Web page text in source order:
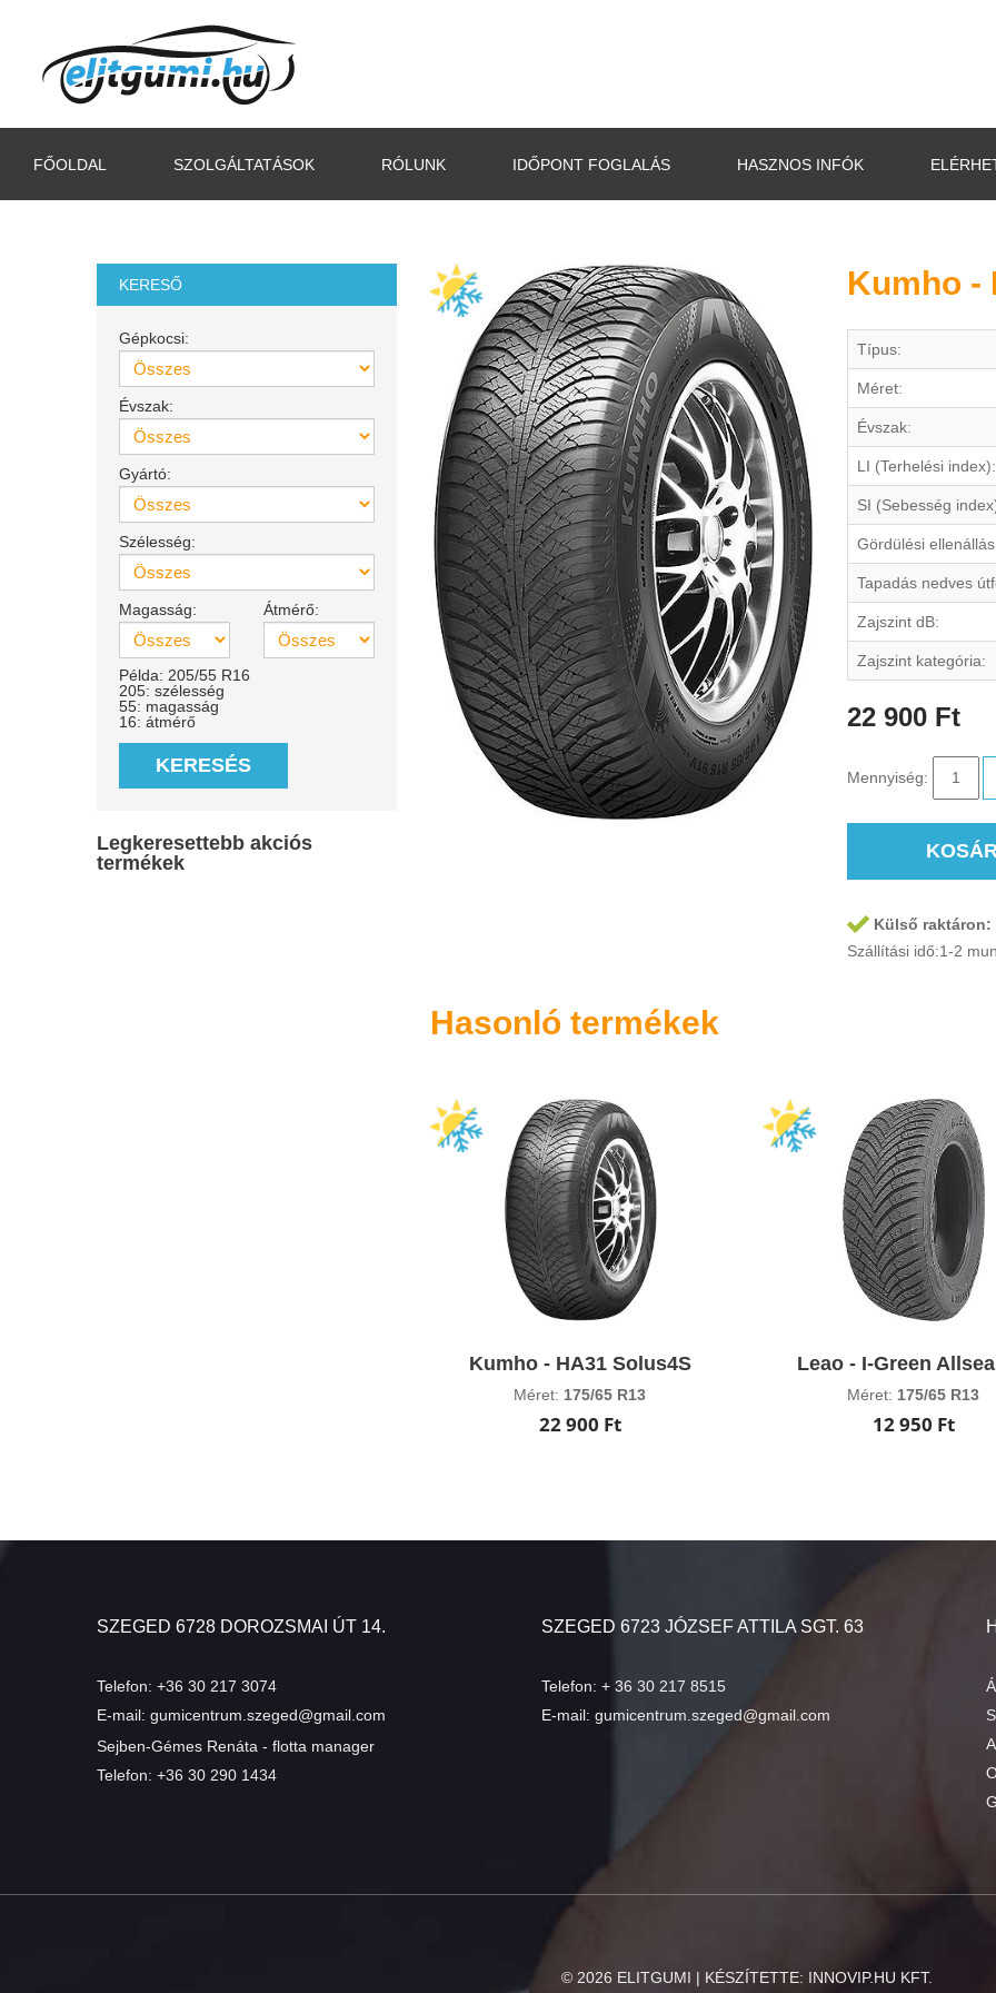
FŐOLDAL SZOLGÁLTATÁSOK RÓLUNK IDŐPONT FOGLALÁS HASZNOS INFÓK
KERESŐ
Gépkocsi:
Évszak:
Gyártó:
Szélesség:
Magasság: Átmérő:
Példa: 205/55 R16
205: szélesség
55: magasság
16: átmérő
KERESÉS
Legkeresettebb akciós
termékek
Kumho -
Típus:
Méret:
Évszak:
LI (Terhelési index):
SI (Sebesség
Gördülési
Tapadás nedves
Zajszint dB:
Zajszint kategória:
22 900 Ft
Mennyiség:
Külső raktáron:
Szállítási idő:1-2
Hasonló termékek
Kumho - HA31 Solus4S
Méret: 175/65 R13
22 900 Ft
Leao - I-Green
Méret: 175/65 R13
12 950 Ft
SZEGED 6728 DOROZSMAI ÚT 14.
Telefon: +36 30 217 3074
E-mail: gumicentrum.szeged@gmail.com
Sejben-Gémes Renáta - flotta manager
Telefon: +36 30 290 1434
SZEGED 6723 JÓZSEF ATTILA SGT. 63
Telefon: + 36 30 217 8515
E-mail: gumicentrum.szeged@gmail.com
© 2026 ELITGUMI | KÉSZÍTETTE: INNOVIP.HU KFT.